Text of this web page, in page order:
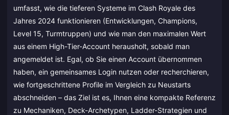
umfasst, wie die tieferen Systeme im Clash Royale des
Jahres 2024 funktionieren (Entwicklungen, Champions,
Level 15, Turmtruppen) und wie man den maximalen Wert
aus einem High-Tier-Account herausholt, sobald man
angemeldet ist. Egal, ob Sie einen Account übernommen
haben, ein gemeinsames Login nutzen oder recherchieren,
wie fortgeschrittene Profile im Vergleich zu Neustarts
abschneiden – das Ziel ist es, Ihnen eine kompakte Referenz
zu Mechaniken, Deck-Archetypen, Ladder-Strategien und